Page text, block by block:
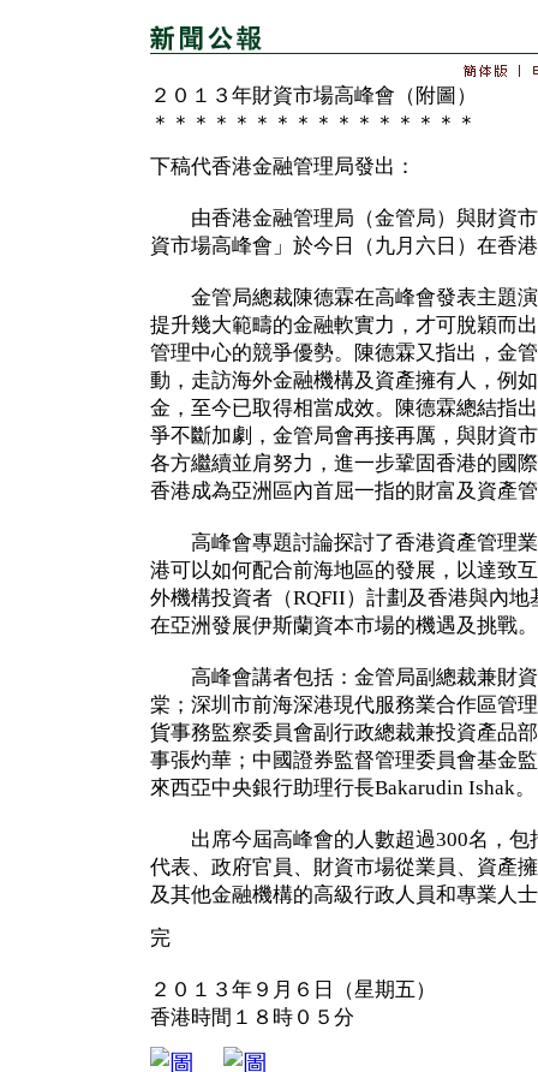
２０１３年財資市場高峰會（附圖）
＊＊＊＊＊＊＊＊＊＊＊＊＊＊＊＊
下稿代香港金融管理局發出：
由香港金融管理局（金管局）與財資市
資市場高峰會」於今日（九月六日）在香
金管局總裁陳德霖在高峰會發表主題演
提升幾大範疇的金融軟實力，才可脫穎而
管理中心的競爭優勢。陳德霖又指出，金
動，走訪海外金融機構及資產擁有人，例
金，至今已取得相當成效。陳德霖總結指
爭不斷加劇，金管局會再接再厲，與財資
各方繼續並肩努力，進一步鞏固香港的國
香港成為亞洲區內首屈一指的財富及資產
高峰會專題討論探討了香港資產管理業
港可以如何配合前海地區的發展，以達致
外機構投資者（RQFII）計劃及香港與內
在亞洲發展伊斯蘭資本市場的機遇及挑戰。
高峰會講者包括：金管局副總裁兼財資
棠；深圳市前海深港現代服務業合作區管
貨事務監察委員會副行政總裁兼投資產品
事張灼華；中國證券監督管理委員會基金
來西亞中央銀行助理行長Bakarudin Ishak
出席今屆高峰會的人數超過300名，包
代表、政府官員、財資市場從業員、資產
及其他金融機構的高級行政人員和專業人
完
２０１３年９月６日（星期五）
香港時間１８時０５分